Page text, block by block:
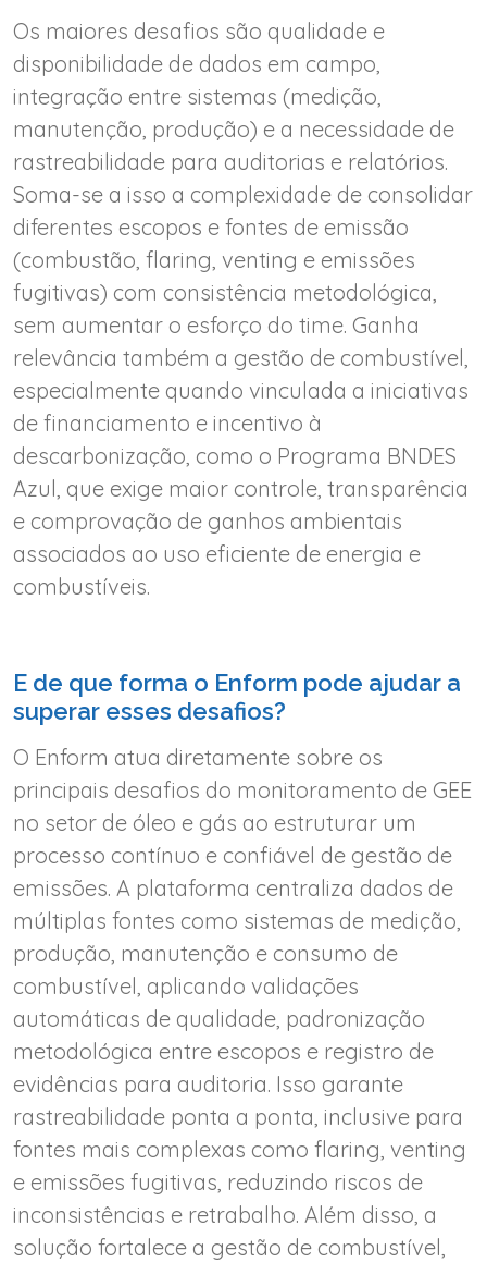
Os maiores desafios são qualidade e
disponibilidade de dados em campo,
integração entre sistemas (medição,
manutenção, produção) e a necessidade de
rastreabilidade para auditorias e relatórios.
Soma-se a isso a complexidade de consolidar
diferentes escopos e fontes de emissão
(combustão, flaring, venting e emissões
fugitivas) com consistência metodológica,
sem aumentar o esforço do time. Ganha
relevância também a gestão de combustível,
especialmente quando vinculada a iniciativas
de financiamento e incentivo à
descarbonização, como o Programa BNDES
Azul, que exige maior controle, transparência
e comprovação de ganhos ambientais
associados ao uso eficiente de energia e
combustíveis.
E de que forma o Enform pode ajudar a
superar esses desafios?
O Enform atua diretamente sobre os
principais desafios do monitoramento de GEE
no setor de óleo e gás ao estruturar um
processo contínuo e confiável de gestão de
emissões. A plataforma centraliza dados de
múltiplas fontes como sistemas de medição,
produção, manutenção e consumo de
combustível, aplicando validações
automáticas de qualidade, padronização
metodológica entre escopos e registro de
evidências para auditoria. Isso garante
rastreabilidade ponta a ponta, inclusive para
fontes mais complexas como flaring, venting
e emissões fugitivas, reduzindo riscos de
inconsistências e retrabalho. Além disso, a
solução fortalece a gestão de combustível,